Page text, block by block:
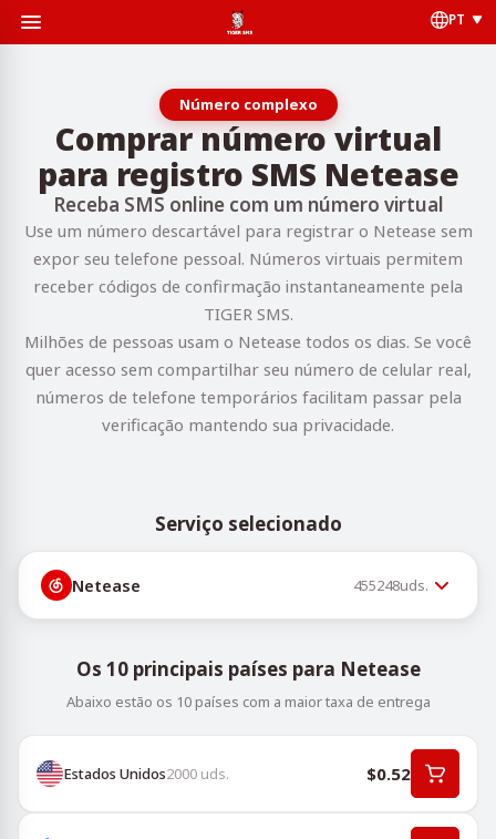
PT
Número complexo
Comprar número virtual
para registro SMS Netease
Receba SMS online com um número virtual
Use um número descartável para registrar o Netease sem
expor seu telefone pessoal. Números virtuais permitem
receber códigos de confirmação instantaneamente pela
TIGER SMS.
Milhões de pessoas usam o Netease todos os dias. Se você
quer acesso sem compartilhar seu número de celular real,
números de telefone temporários facilitam passar pela
verificação mantendo sua privacidade.
Serviço selecionado
Netease 455248uds.
Os 10 principais países para Netease
Abaixo estão os 10 países com a maior taxa de entrega
Estados Unidos2000 uds. $0.52